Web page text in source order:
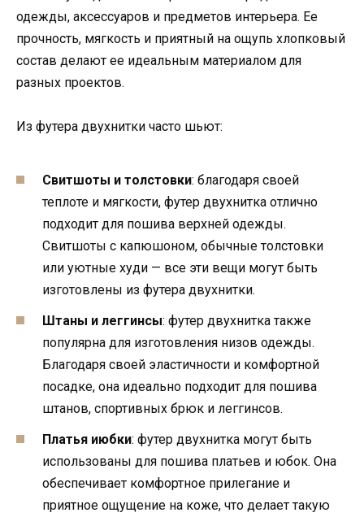
одежды, аксессуаров и предметов интерьера. Ее
прочность, мягкость и приятный на ощупь хлопковый
состав делают ее идеальным материалом для
разных проектов.
Из футера двухнитки часто шьют:
Свитшоты и толстовки: благодаря своей
теплоте и мягкости, футер двухнитка отлично
подходит для пошива верхней одежды.
Свитшоты с капюшоном, обычные толстовки
или уютные худи — все эти вещи могут быть
изготовлены из футера двухнитки.
Штаны и леггинсы: футер двухнитка также
популярна для изготовления низов одежды.
Благодаря своей эластичности и комфортной
посадке, она идеально подходит для пошива
штанов, спортивных брюк и леггинсов.
Платья июбки: футер двухнитка могут быть
использованы для пошива платьев и юбок. Она
обеспечивает комфортное прилегание и
приятное ощущение на коже, что делает такую